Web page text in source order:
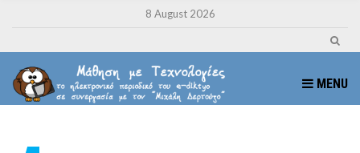
8 August 2026
MENU